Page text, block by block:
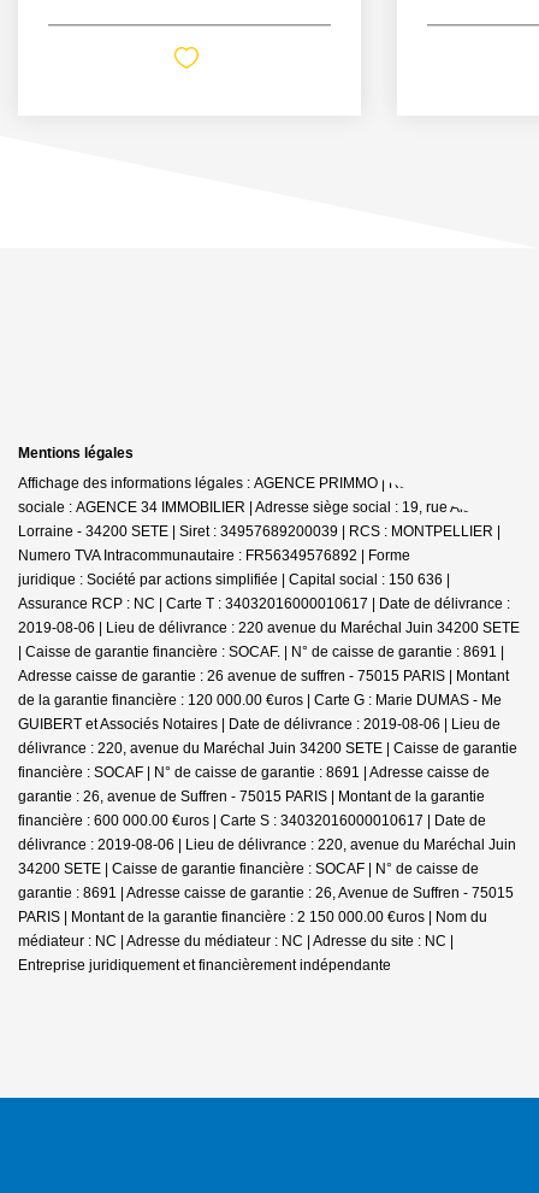
Mentions légales
Affichage des informations légales : AGENCE PRIMMO | Raison
sociale : AGENCE 34 IMMOBILIER | Adresse siège social : 19, rue Alsace
Lorraine - 34200 SETE | Siret : 34957689200039 | RCS : MONTPELLIER |
Numero TVA Intracommunautaire : FR56349576892 | Forme
juridique : Société par actions simplifiée | Capital social : 150 636 |
Assurance RCP : NC | Carte T : 34032016000010617 | Date de délivrance :
2019-08-06 | Lieu de délivrance : 220 avenue du Maréchal Juin 34200 SETE
| Caisse de garantie financière : SOCAF. | N° de caisse de garantie : 8691 |
Adresse caisse de garantie : 26 avenue de suffren - 75015 PARIS | Montant
de la garantie financière : 120 000.00 €uros | Carte G : Marie DUMAS - Me
GUIBERT et Associés Notaires | Date de délivrance : 2019-08-06 | Lieu de
délivrance : 220, avenue du Maréchal Juin 34200 SETE | Caisse de garantie
financière : SOCAF | N° de caisse de garantie : 8691 | Adresse caisse de
garantie : 26, avenue de Suffren - 75015 PARIS | Montant de la garantie
financière : 600 000.00 €uros | Carte S : 34032016000010617 | Date de
délivrance : 2019-08-06 | Lieu de délivrance : 220, avenue du Maréchal Juin
34200 SETE | Caisse de garantie financière : SOCAF | N° de caisse de
garantie : 8691 | Adresse caisse de garantie : 26, Avenue de Suffren - 75015
PARIS | Montant de la garantie financière : 2 150 000.00 €uros | Nom du
médiateur : NC | Adresse du médiateur : NC | Adresse du site : NC |
Entreprise juridiquement et financièrement indépendante